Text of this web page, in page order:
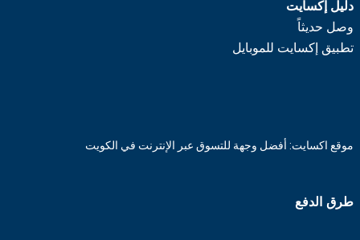
دليل إكسايت
وصل حديثاً
تطبيق إكسايت للموبايل
موقع اكسايت: أفضل وجهة للتسوق عبر الإنترنت في الكويت
طرق الدفع